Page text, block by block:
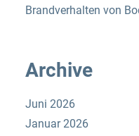
Brandverhalten von
Archive
Juni 2026
Januar 2026